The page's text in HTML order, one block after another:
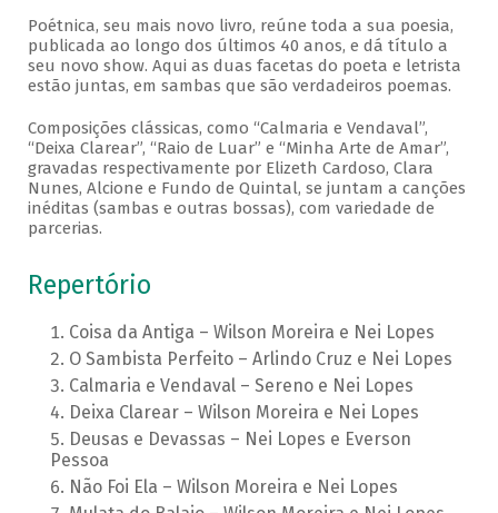
Poétnica, seu mais novo livro, reúne toda a sua poesia,
publicada ao longo dos últimos 40 anos, e dá título a
seu novo show. Aqui as duas facetas do poeta e letrista
estão juntas, em sambas que são verdadeiros poemas.
Composições clássicas, como “Calmaria e Vendaval”,
“Deixa Clarear”, “Raio de Luar” e “Minha Arte de Amar”,
gravadas respectivamente por Elizeth Cardoso, Clara
Nunes, Alcione e Fundo de Quintal, se juntam a canções
inéditas (sambas e outras bossas), com variedade de
parcerias.
Repertório
Coisa da Antiga – Wilson Moreira e Nei Lopes
O Sambista Perfeito – Arlindo Cruz e Nei Lopes
Calmaria e Vendaval – Sereno e Nei Lopes
Deixa Clarear – Wilson Moreira e Nei Lopes
Deusas e Devassas – Nei Lopes e Everson
Pessoa
Não Foi Ela – Wilson Moreira e Nei Lopes